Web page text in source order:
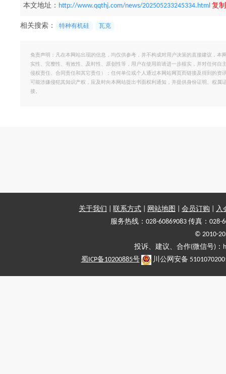
本文地址： http://www.qqthj.com/news/202505233245334.html 复
相关搜索： 特种有机硅 瓦克
免责声明：凡在本网站出现的信息，均仅供参考，并不构成对用户决策的直接建议，
实性、完整性、有效性、及时性、原创性等，用户在使用前请进一步核实，并对任何
侵权责任、合同责任和其它责任）；任何单位或个人通过本网站网页而链接及得到的
可能涉嫌侵犯其知识产权，应及时向本网站提出书面权利通知，并提供身份证明、权
接。
关于我们 联系方式 网站地图 会员订购
入
服务热线：028-60869083 传真：028-
© 2010-
投诉、建议、合作(微信号)
蜀ICP备10200885号
川公网安备